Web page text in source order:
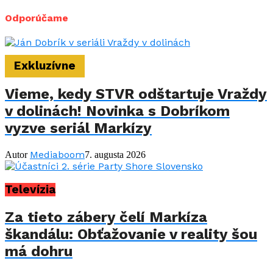
Odporúčame
Exkluzívne
Vieme, kedy STVR odštartuje Vraždy
v dolinách! Novinka s Dobríkom
vyzve seriál Markízy
Autor Mediaboom7. augusta 2026
Televízia
Za tieto zábery čelí Markíza
škandálu: Obťažovanie v reality šou
má dohru